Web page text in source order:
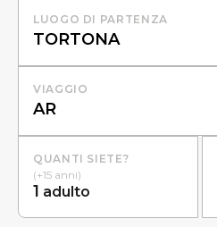
LUOGO DI PARTENZA
VIAGGIO
QUANTI SIETE?
(+15 anni)
1 adulto